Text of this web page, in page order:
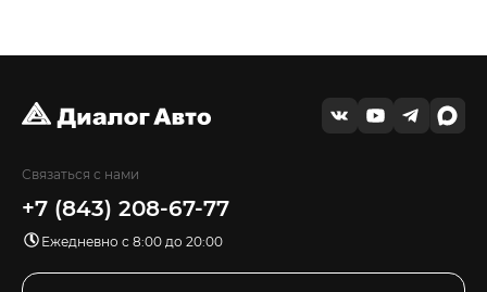
Связаться с нами
+7 (843) 208-67-77
Ежедневно с 8:00 до 20:00